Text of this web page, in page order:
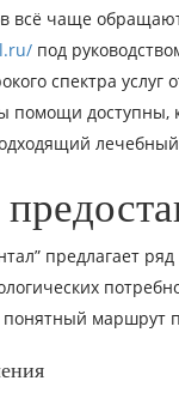
всё чаще
под
спектра
помощи доступны,
предлагает
маршрут